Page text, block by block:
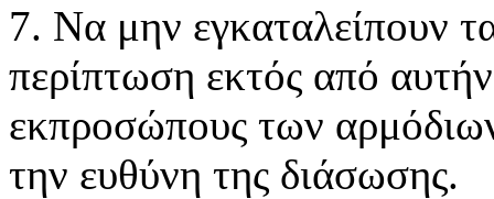
7. Να μην εγκαταλείπουν
περίπτωση εκτός από
εκπροσώπους των
την ευθύνη της διάσωσης.